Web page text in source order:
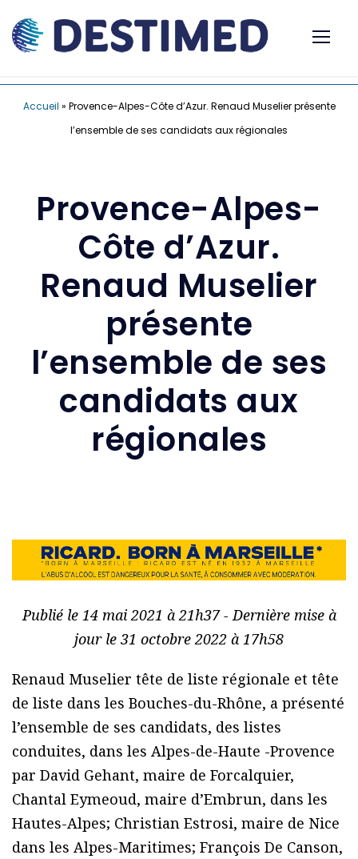
Accueil » Provence-Alpes-Côte d’Azur. Renaud Muselier présente
l’ensemble de ses candidats aux régionales
Provence-Alpes-
Côte d’Azur.
Renaud Muselier
présente
l’ensemble de ses
candidats aux
régionales
Publié le 14 mai 2021 à 21h37 - Dernière mise à
jour le 31 octobre 2022 à 17h58
Renaud Muselier tête de liste régionale et tête
de liste dans les Bouches-du-Rhône, a présenté
l’ensemble de ses candidats, des listes
conduites, dans les Alpes-de-Haute -Provence
par David Gehant, maire de Forcalquier,
Chantal Eymeoud, maire d’Embrun, dans les
Hautes-Alpes; Christian Estrosi, maire de Nice
dans les Alpes-Maritimes; François De Canson,